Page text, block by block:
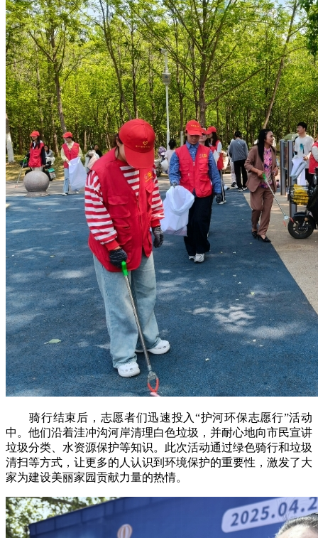
骑行结束后，志愿者们迅速投入“护河环保志愿行”活动
中。他们沿着洼冲沟河岸清理白色垃圾，并耐心地向市民宣讲
垃圾分类、水资源保护等知识。此次活动通过绿色骑行和垃圾
清扫等方式，让更多的人认识到环境保护的重要性，激发了大
家为建设美丽家园贡献力量的热情。